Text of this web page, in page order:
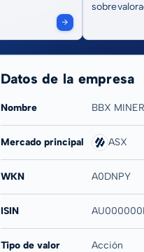
Datos de la empresa
Nombre BBX
Mercado principal ASX
WKN A0DNPY
ISIN
Tipo de valor Acción